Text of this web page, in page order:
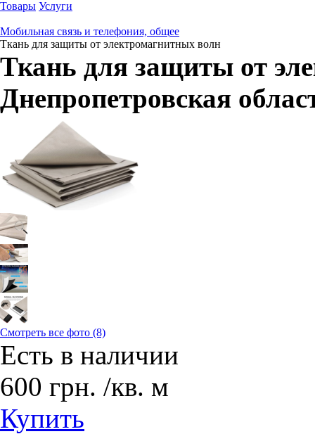
Товары Услуги
Мобильная связь и телефония, общее
Ткань для защиты от электромагнитных волн
Ткань для защиты от
Днепропетровская
Смотреть все фото (8)
Есть в наличии
600 грн. /кв. м
Купить